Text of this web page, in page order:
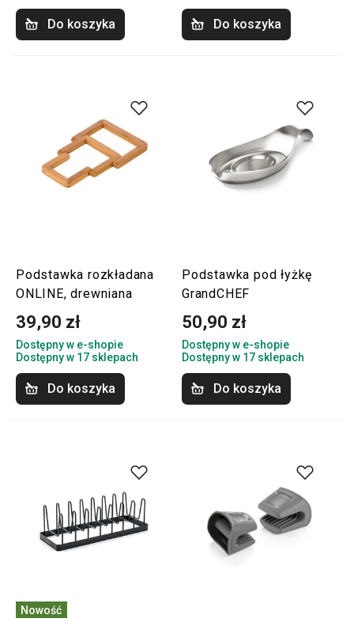
Do koszyka Do koszyka
Podstawka rozkładana
ONLINE, drewniana
39,90 zł
Dostępny w e-shopie
Dostępny w 17 sklepach
Do koszyka
Podstawka pod łyżkę
GrandCHEF
50,90 zł
Dostępny w e-shopie
Dostępny w 17 sklepach
Do koszyka
Nowość